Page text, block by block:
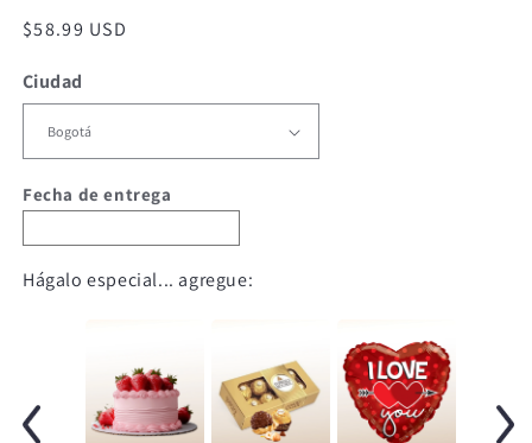
ventana
modal
Precio
$58.99 USD
Ciudad
Fecha de entrega
Hágalo especial... agregue: